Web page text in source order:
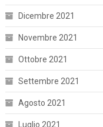
Dicembre 2021
Novembre 2021
Ottobre 2021
Settembre 2021
Agosto 2021
Luglio 2021